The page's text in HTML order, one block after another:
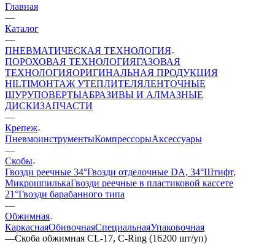
Главная
—
Каталог
—
ПНЕВМАТИЧЕСКАЯ ТЕХНОЛОГИЯ
ПОРОХОВАЯ ТЕХНОЛОГИЯГАЗОВАЯ
ТЕХНОЛОГИЯОРИГИНАЛЬНАЯ ПРОДУКЦИЯ
HILTIМОНТАЖ УТЕПЛИТЕЛЯЛЕНТОЧНЫЕ
ШУРУПОВЕРТЫАБРАЗИВЫ И АЛМАЗНЫЕ
ДИСКИЗАПЧАСТИ
—
Крепеж
ПневмоинструментыКомпрессорыАксессуары
—
Скобы
Гвозди реечные 34°Гвозди отделочные DA, 34°Штифт,
МикрошпилькаГвозди реечные в пластиковой кассете
21°Гвозди барабанного типа
—
Обжимная
КаркаснаяОбивочнаяСпециальнаяУпаковочная
—Скоба обжимная CL-17, C-Ring (16200 шт/уп)